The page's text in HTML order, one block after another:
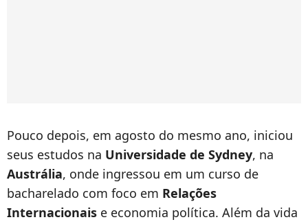
Pouco depois, em agosto do mesmo ano, iniciou
seus estudos na Universidade de Sydney, na
Austrália, onde ingressou em um curso de
bacharelado com foco em Relações
Internacionais e economia política. Além da vida